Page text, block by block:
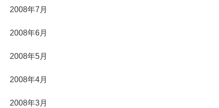
2008年7月
2008年6月
2008年5月
2008年4月
2008年3月